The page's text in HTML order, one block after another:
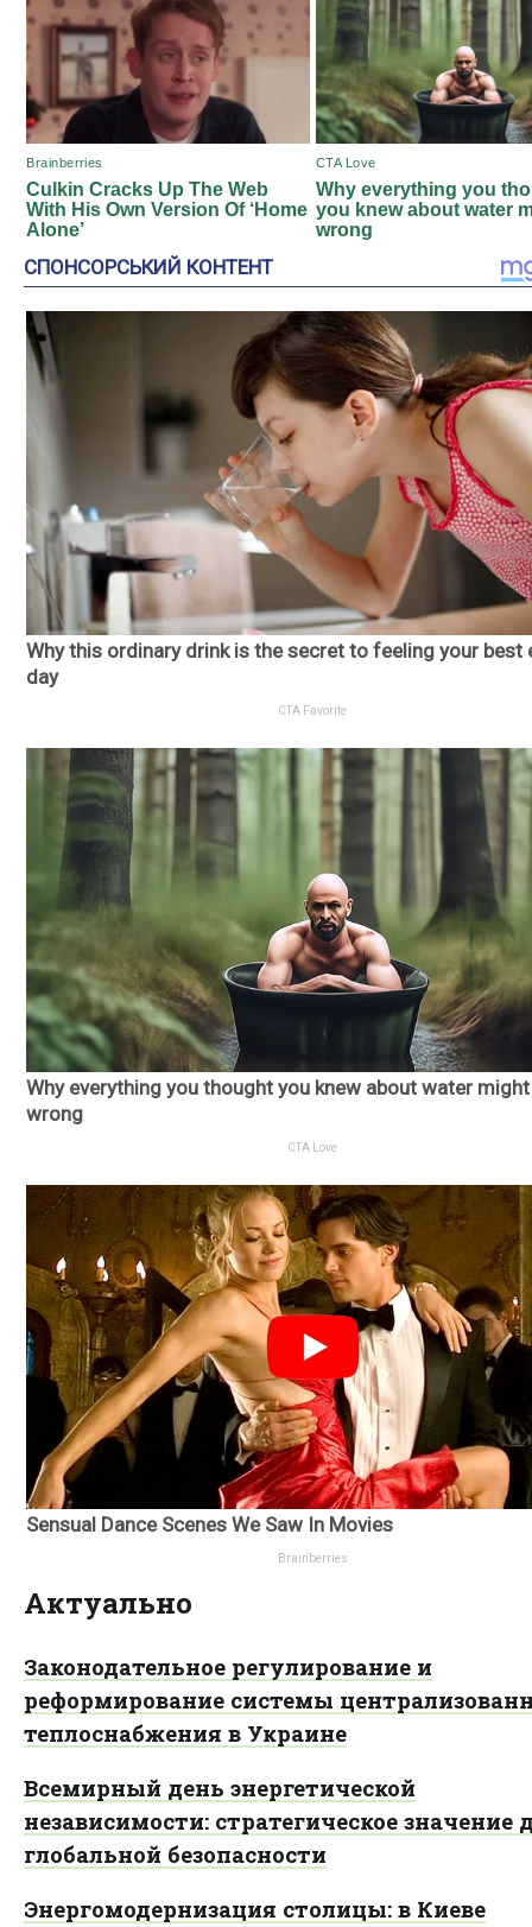
Актуально
Законодательное регулирование и
реформирование системы
теплоснабжения в Украине
Всемирный день энергетической
независимости: стратегическое значение
глобальной безопасности
Энергомодернизация столицы: в Киеве